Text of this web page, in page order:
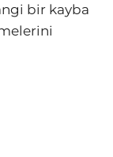
bir kayba